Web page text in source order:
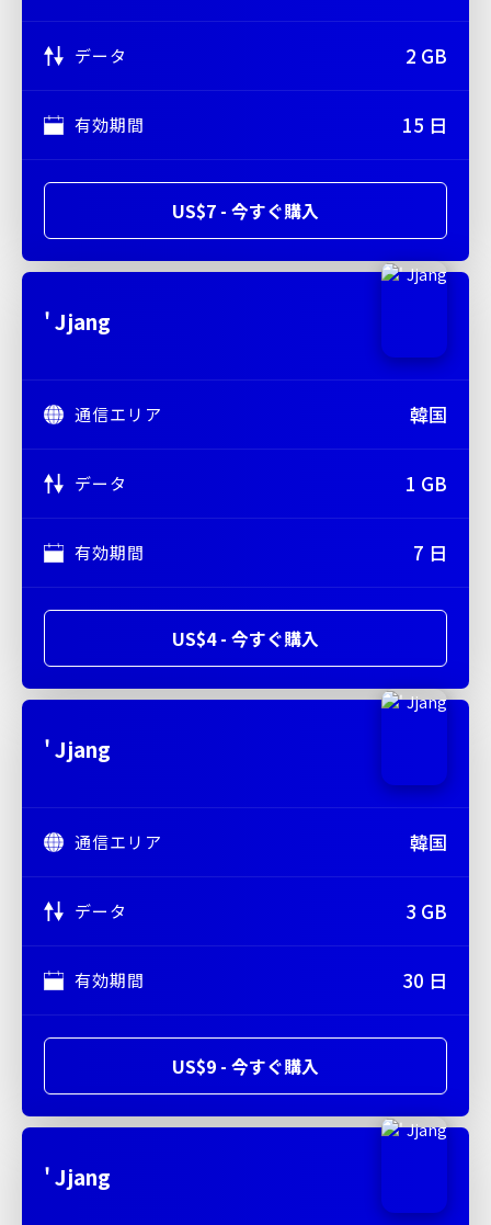
データ 2 GB
有効期間 15 日
US$7 - 今すぐ購入
' Jjang
通信エリア 韓国
データ 1 GB
有効期間 7 日
US$4 - 今すぐ購入
' Jjang
通信エリア 韓国
データ 3 GB
有効期間 30 日
US$9 - 今すぐ購入
' Jjang